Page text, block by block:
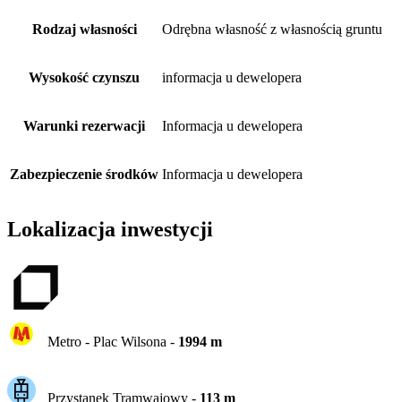
Rodzaj własności Odrębna własność z własnością gruntu
Wysokość czynszu informacja u dewelopera
Warunki rezerwacji Informacja u dewelopera
Zabezpieczenie środków Informacja u dewelopera
Lokalizacja inwestycji
Metro - Plac Wilsona- 1994m
Przystanek Tramwajowy - 113m